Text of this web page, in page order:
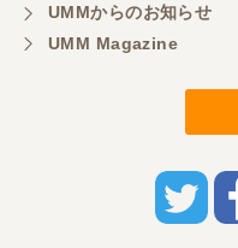
UMMからのお知らせ
UMM Magazine